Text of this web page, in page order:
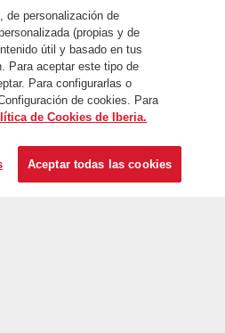
de personalización de
(propias y de
útil y basado en tus
Para aceptar este tipo de
Para configurarlas o
de cookies. Para
de Cookies de Iberia.
Aceptar todas las cookies